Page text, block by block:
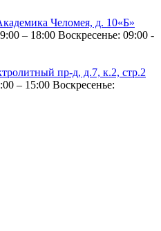
Челомея, д. 10«Б»
– 18:00 Воскресенье: 09:00 -
пр-д, д.7, к.2, стр.2
– 15:00 Воскресенье: